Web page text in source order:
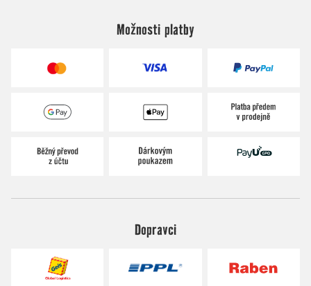
Možnosti platby
Dopravci